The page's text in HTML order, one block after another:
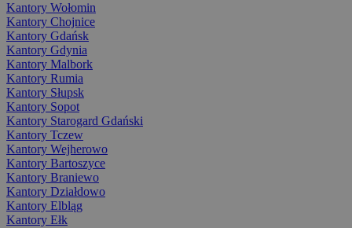
Kantory Wołomin
Kantory Chojnice
Kantory Gdańsk
Kantory Gdynia
Kantory Malbork
Kantory Rumia
Kantory Słupsk
Kantory Sopot
Kantory Starogard Gdański
Kantory Tczew
Kantory Wejherowo
Kantory Bartoszyce
Kantory Braniewo
Kantory Działdowo
Kantory Elbląg
Kantory Ełk